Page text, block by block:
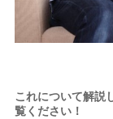
これについて解説
覧ください！